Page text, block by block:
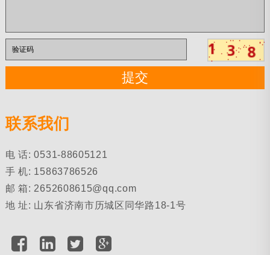
联系我们
电 话: 0531-88605121
手 机: 15863786526
邮 箱: 2652608615@qq.com
地 址: 山东省济南市历城区同华路18-1号